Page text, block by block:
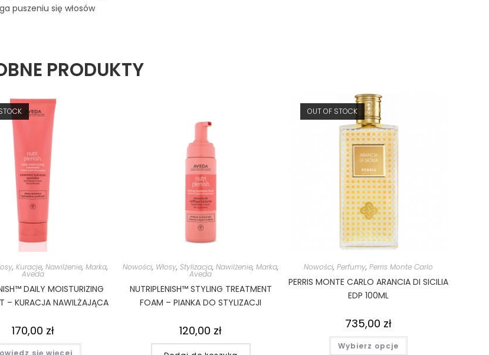
puszeniu się włosów
PRODUKTY
, Kuracje, Nawilżenie, Marka,
Aveda
DAILY MOISTURIZING
– KURACJA NAWILŻAJĄCA
170,00 zł
się więcej
Nowości, Włosy,Stylizacja,Nawilżenie,Marka,
Aveda
NUTRIPLENISH™ STYLING TREATMENT
FOAM – PIANKA DO STYLIZACJI
120,00 zł
OUT OF STOCK
Nowości,Perfumy,Perris Monte Carlo
PERRIS MONTE CARLO ARANCIA DI SICILIA
EDP 100ML
735,00 zł
Wybierz opcje